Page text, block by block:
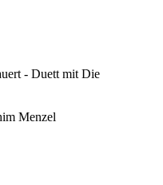
- Duett mit Die
Menzel